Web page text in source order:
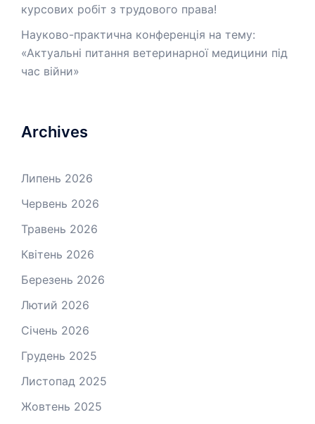
курсових робіт з трудового права!
Науково-практична конференція на тему:
«Актуальні питання ветеринарної медицини під
час війни»
Archives
Липень 2026
Червень 2026
Травень 2026
Квітень 2026
Березень 2026
Лютий 2026
Січень 2026
Грудень 2025
Листопад 2025
Жовтень 2025